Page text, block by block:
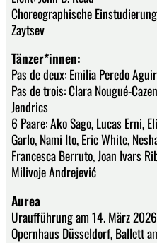
Choreographische
Zaytsev
Tänzer*innen:
Pas de deux: Emilia Peredo
Pas de trois: Clara Nougué-
Jendrics
6 Paare: Ako Sago, Lucas Erni,
Garlo, Nami Ito, Eric White,
Francesca Berruto, Joan Ivars
Milivoje Andrejević
Aurea
Uraufführung am 14. März
Opernhaus Düsseldorf, Ballett